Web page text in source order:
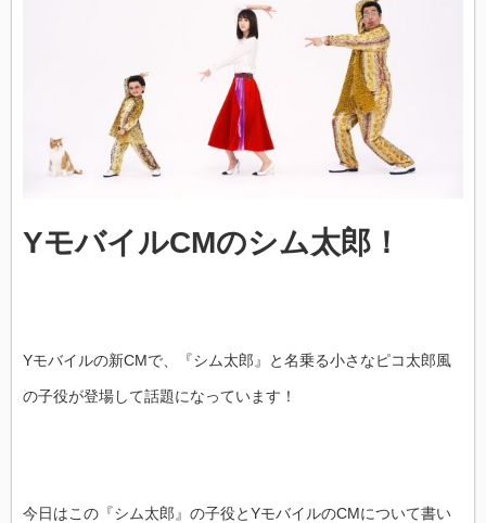
YモバイルCMのシム太郎！
Yモバイルの新CMで、『シム太郎』と名乗る小さなピコ太郎風
の子役が登場して話題になっています！
今日はこの『シム太郎』の子役とYモバイルのCMについて書い